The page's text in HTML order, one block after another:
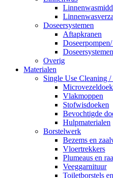
Doseersystemen
Aftapkranen
Doseersystemen
Overig
Materialen
Single Use Cleaning /
Vlakmoppen
Stofwisdoeken
Bevochtigde
Hulpmaterialen
Borstelwerk
Bezems en
Vloertrekkers
Plumeaus en
Veeggarnituur
Toiletborstels